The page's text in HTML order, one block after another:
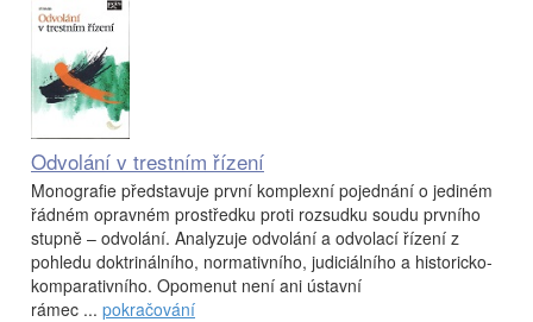
Odvolání v trestním řízení
Monografie představuje první komplexní pojednání o jediném
řádném opravném prostředku proti rozsudku soudu prvního
stupně – odvolání. Analyzuje odvolání a odvolací řízení z
pohledu doktrinálního, normativního, judiciálního a historicko-
komparativního. Opomenut není ani ústavní
rámec ... pokračování